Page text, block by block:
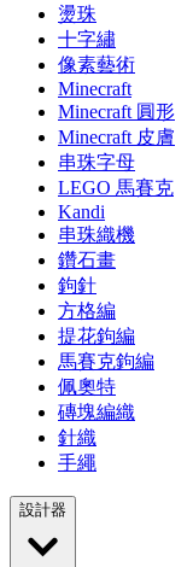
燙珠
十字繡
像素藝術
Minecraft
Minecraft 圓形
Minecraft 皮膚
串珠字母
LEGO 馬賽克
Kandi
串珠織機
鑽石畫
鉤針
方格編
提花鉤編
馬賽克鉤編
佩奧特
磚塊編織
針織
手繩
設計器